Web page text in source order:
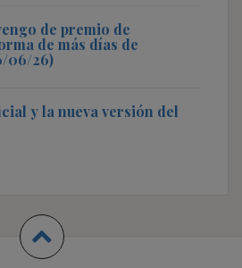
de premio de
de más días de
06/26)
y la nueva versión del